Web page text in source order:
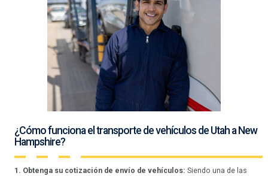
¿Cómo funciona el transporte de vehículos de Utah a New
Hampshire?
1. Obtenga su cotización de envío de vehículos: Siendo una de las